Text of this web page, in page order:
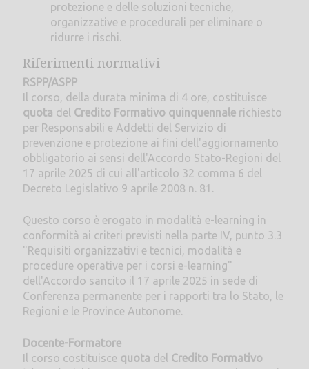
protezione e delle soluzioni tecniche,
organizzative e procedurali per eliminare o
ridurre i rischi.
Riferimenti normativi
RSPP/ASPP
Il corso, della durata minima di 4 ore, costituisce
quota del Credito Formativo quinquennalerichiesto
per Responsabili e Addetti del Servizio di
prevenzione e protezione ai fini dell'aggiornamento
obbligatorio ai sensi dell'Accordo Stato-Regioni del
17 aprile 2025 di cui all'articolo 32 comma 6 del
Decreto Legislativo 9 aprile 2008 n. 81.
Questo corso è erogato in modalità e-learning in
conformità ai criteri previsti nella parte IV, punto 3.3
"Requisiti organizzativi e tecnici, modalità e
procedure operative per i corsi e-learning"
dell'Accordo sancito il 17 aprile 2025 in sede di
Conferenza permanente per i rapporti tra lo Stato, le
Regioni e le Province Autonome.
Docente-Formatore
Il corso costituisce quota del Credito Formativo